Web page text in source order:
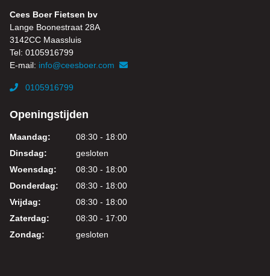
Cees Boer Fietsen bv
Lange Boonestraat 28A
3142CC Maassluis
Tel: 0105916799
E-mail: info@ceesboer.com
0105916799
Openingstijden
Maandag:
08:30 - 18:00
Dinsdag:
gesloten
Woensdag:
08:30 - 18:00
Donderdag:
08:30 - 18:00
Vrijdag:
08:30 - 18:00
Zaterdag:
08:30 - 17:00
Zondag:
gesloten